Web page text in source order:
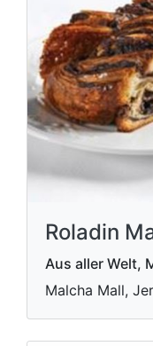
Roladin
Aus aller Welt,
Malcha Mall,